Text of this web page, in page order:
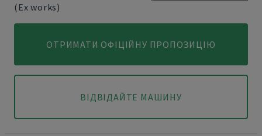
(Ex works)
ОТРИМАТИ ОФІЦІЙНУ ПРОПОЗИЦІЮ
ВІДВІДАЙТЕ МАШИНУ